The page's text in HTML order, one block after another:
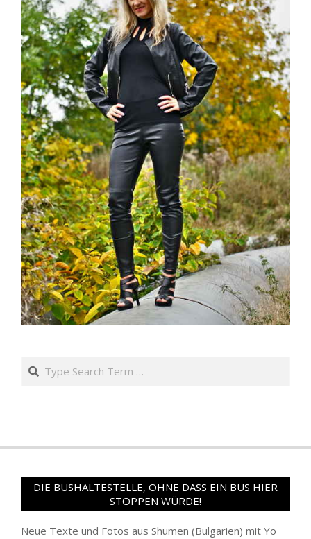
Search
DIE BUSHALTESTELLE, OHNE DASS EIN BUS HIER
STOPPEN WÜRDE!
Neue Texte und Fotos aus Shumen (Bulgarien) mit Yo